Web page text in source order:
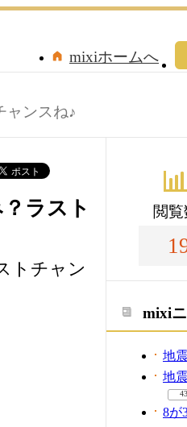
mixiホームへ
ャンスね♪
ラスト
トチャン
閲覧
mixi
地
地
43
8が